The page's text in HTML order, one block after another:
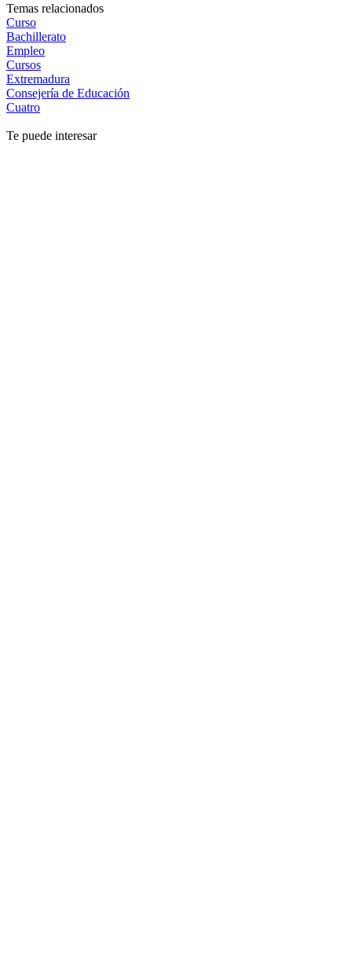
Temas relacionados
Curso
Bachillerato
Empleo
Cursos
Extremadura
Consejería de Educación
Cuatro
Te puede interesar